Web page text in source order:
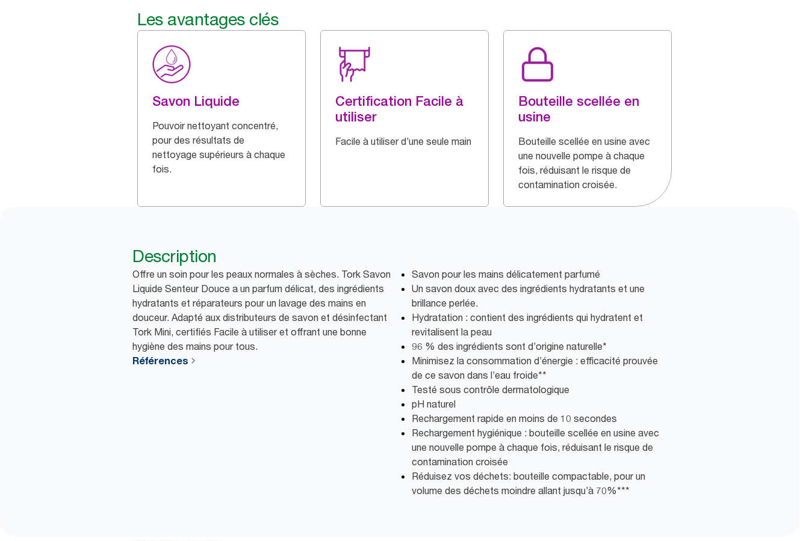
Les avantages clés
Savon Liquide
Pouvoir nettoyant concentré,
pour des résultats de
nettoyage supérieurs à chaque
fois.
Certification Facile à
utiliser
Facile à utiliser d’une seule main
Bouteille scellée en
usine
Bouteille scellée en usine avec
une nouvelle pompe à chaque
fois, réduisant le risque de
contamination croisée.
Description
Offre un soin pour les peaux normales à sèches. Tork Savon
Liquide Senteur Douce a un parfum délicat, des ingrédients
hydratants et réparateurs pour un lavage des mains en
douceur. Adapté aux distributeurs de savon et désinfectant
Tork Mini, certifiés Facile à utiliser et offrant une bonne
hygiène des mains pour tous.
Références
Savon pour les mains délicatement parfumé
Un savon doux avec des ingrédients hydratants et une
brillance perlée.
Hydratation : contient des ingrédients qui hydratent et
revitalisent la peau
96 % des ingrédients sont d’origine naturelle*
Minimisez la consommation d’énergie : efficacité prouvée
de ce savon dans l’eau froide**
Testé sous contrôle dermatologique
pH naturel
Rechargement rapide en moins de 10 secondes
Rechargement hygiénique : bouteille scellée en usine avec
une nouvelle pompe à chaque fois, réduisant le risque de
contamination croisée
Réduisez vos déchets: bouteille compactable, pour un
volume des déchets moindre allant jusqu’à 70%***